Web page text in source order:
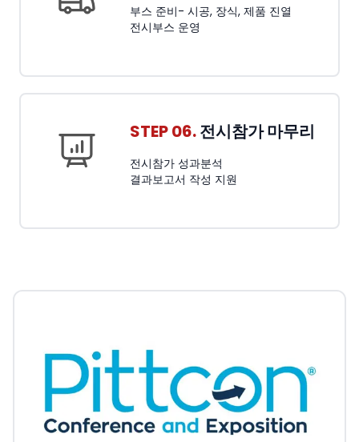
부스 준비- 시공, 장식, 제품 진열
전시부스 운영
STEP 06.전시참가 마무리
전시참가 성과분석
결과보고서 작성 지원